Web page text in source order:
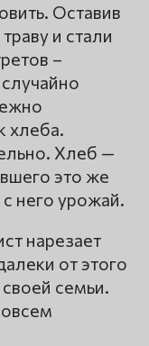
Оставив
и стали
–
хлеба.
Хлеб —
это же
него урожай.
нарезает
от этого
семьи.